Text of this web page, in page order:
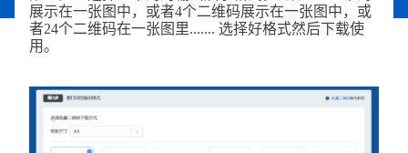
展示在一张图中，或者4个二维码展示在一张图中，或
者24个二维码在一张图里....... 选择好格式然后下载使
用。